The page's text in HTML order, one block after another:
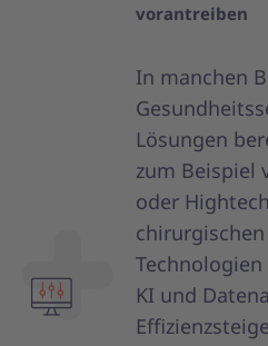
vorantreiben
In manchen
Lösungen
zum Beispiel
oder
KI und